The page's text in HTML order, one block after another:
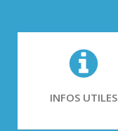
INFOS UTILES